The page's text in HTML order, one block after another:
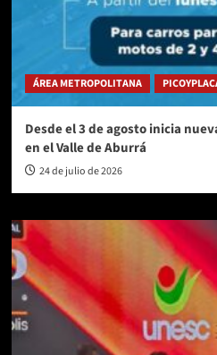
ÁREA METROPOLITANA
Desde el 3 de agosto inicia
en el Valle de Aburrá
24 de julio de 2026